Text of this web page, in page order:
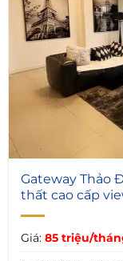
7
Gateway Thảo
thất cao cấp
Giá: 85 triệu/